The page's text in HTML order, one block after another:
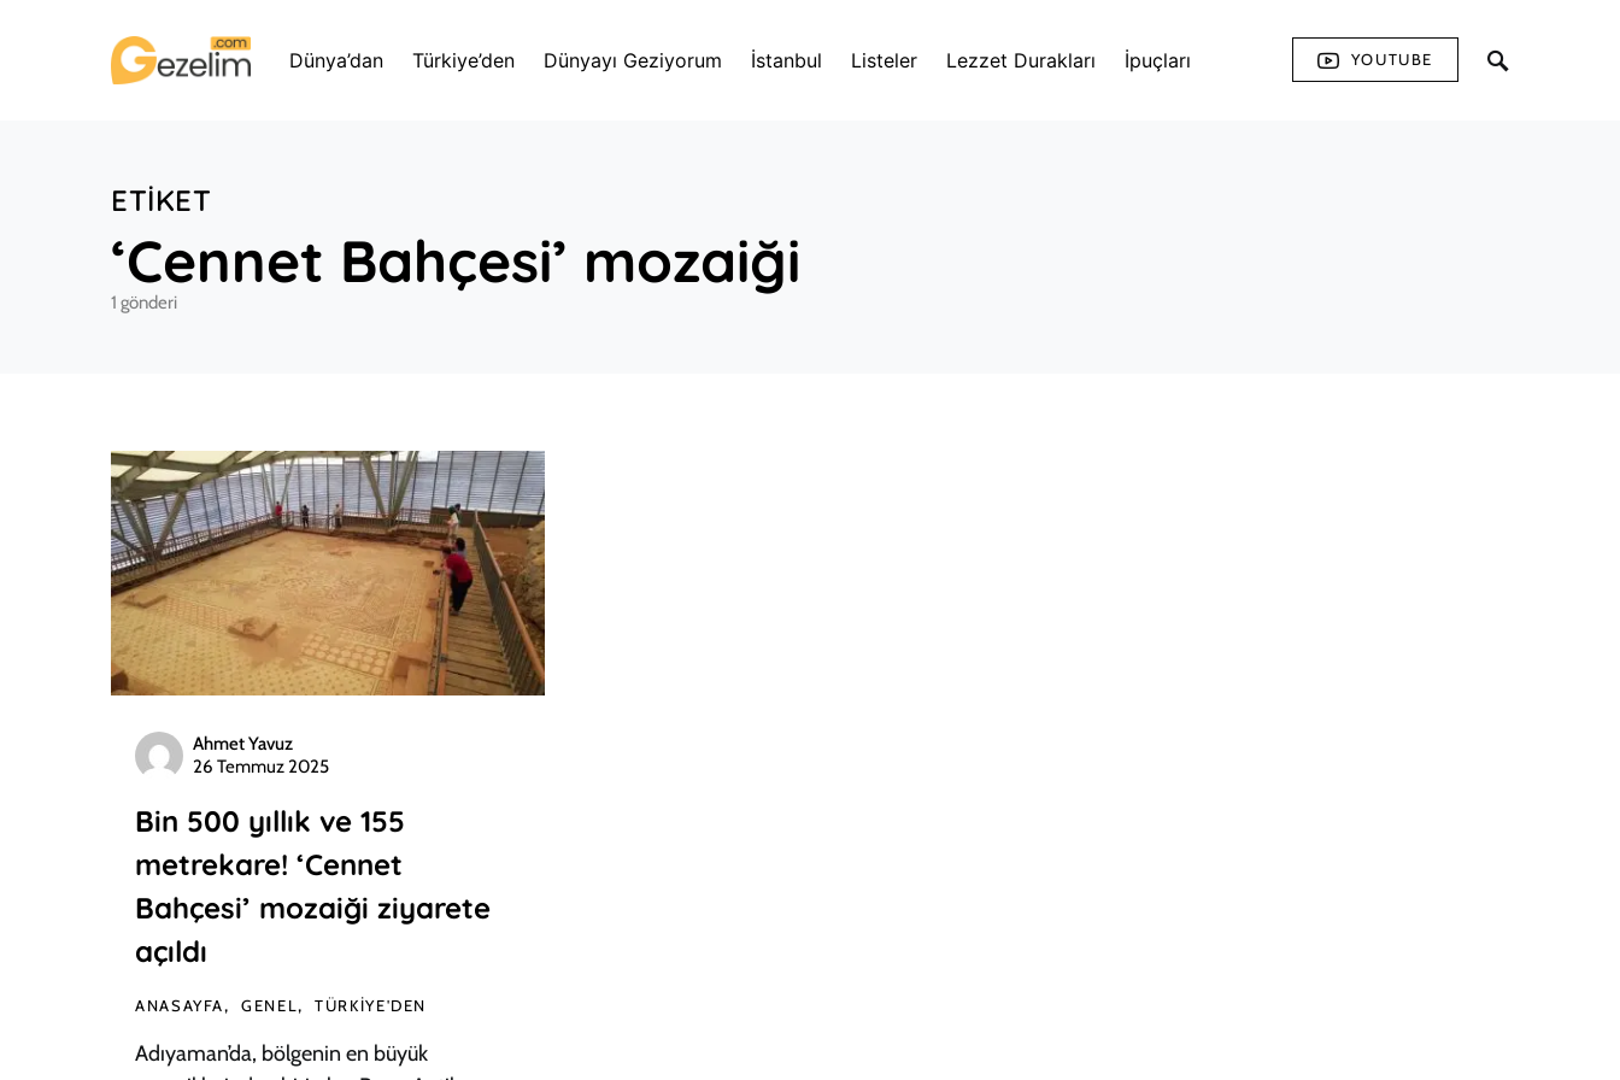
Dünya’dan Türkiye’den Dünyayı Geziyorum İstanbul Listeler Lezzet Durakları İpuçları YOUTUBE
ETIKET
‘Cennet Bahçesi’ mozaiği
1 gönderi
Ahmet Yavuz
26 Temmuz 2025
Bin 500 yıllık ve 155
metrekare! ‘Cennet
Bahçesi’ mozaiği ziyarete
açıldı
ANASAYFA GENEL TÜRKIYE'DEN
Adıyaman’da, bölgenin en büyük